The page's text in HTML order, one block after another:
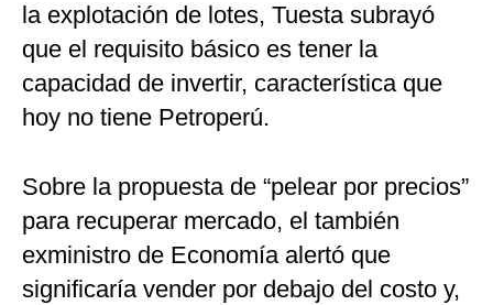
la explotación de lotes, Tuesta subrayó
que el requisito básico es tener la
capacidad de invertir, característica que
hoy no tiene Petroperú.
Sobre la propuesta de “pelear por precios”
para recuperar mercado, el también
exministro de Economía alertó que
significaría vender por debajo del costo y,